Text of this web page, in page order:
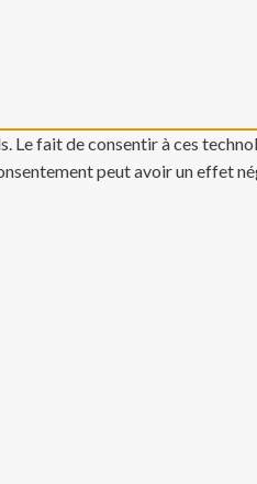
Le fait de consentir à ces
peut avoir un effet